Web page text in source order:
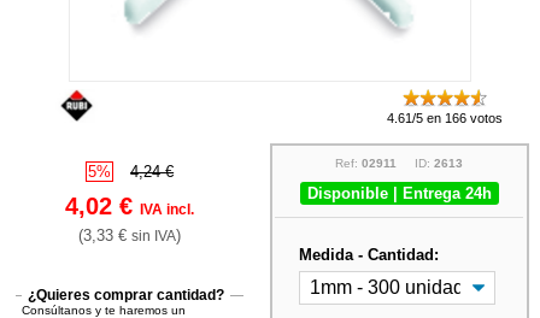
4.61/5 en 166 votos
5% 4,24 €
4,02 €IVA incl.
(3,33 €sin IVA)
¿Quieres comprar cantidad?
Consúltanos y te haremos un
Ref:02911 ID:2613
Disponible | Entrega 24h
Medida - Cantidad: